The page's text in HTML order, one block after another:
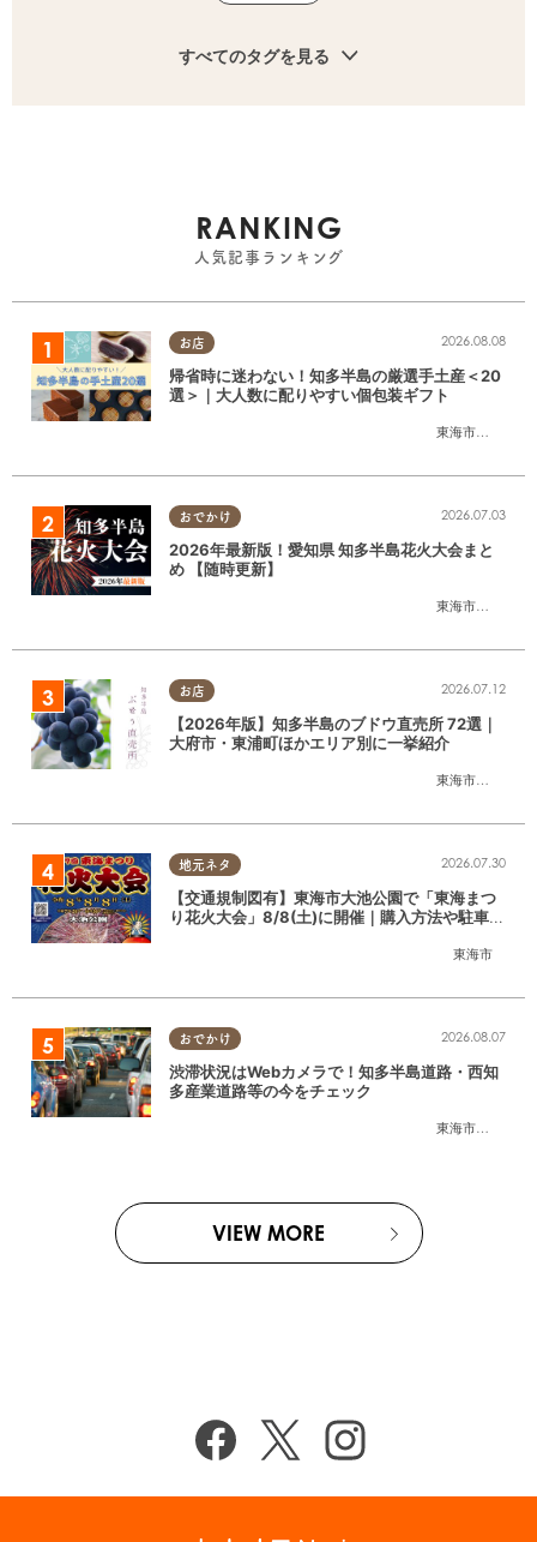
すべてのタグを見る
RANKING
人気記事ランキング
お店
東海市
,大府市
2026.08.08
帰省時に迷わない！知多半島の厳選手土産＜20
選＞｜大人数に配りやすい個包装ギフト
おでかけ
東海市
,大府市
2026.07.03
2026年最新版！愛知県 知多半島花火大会まと
め 【随時更新】
お店
東海市
,大府市
2026.07.12
【2026年版】知多半島のブドウ直売所 72選｜
大府市・東浦町ほかエリア別に一挙紹介
地元ネタ
東海市
2026.07.30
【交通規制図有】東海市大池公園で「東海まつ
り花火大会」8/8(土)に開催｜購入方法や駐車場
おでかけ
東海市
,大府市
2026.08.07
渋滞状況はWebカメラで！知多半島道路・西知
多産業道路等の今をチェック
VIEW MORE